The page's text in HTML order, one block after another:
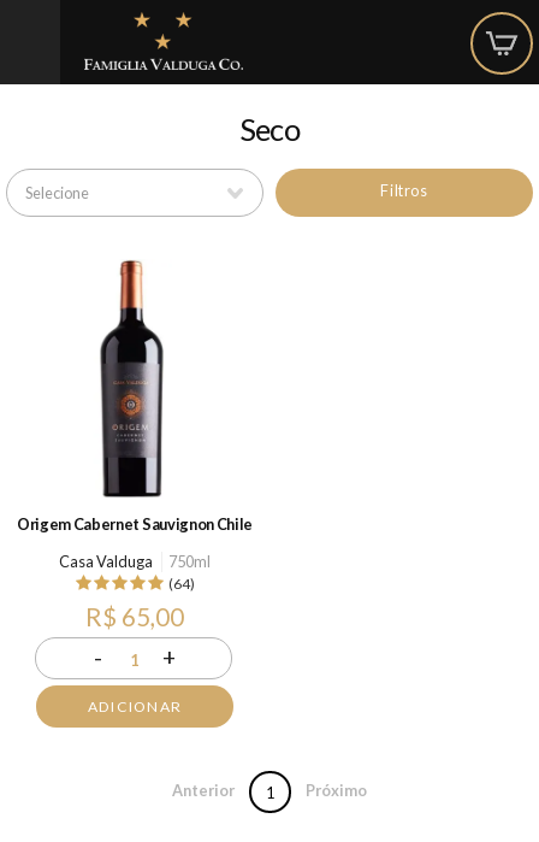
Seco
Filtros
Origem Cabernet Sauvignon Chile
Casa Valduga
750ml
(64)
R$ 65,00
- 1 +
ADICIONAR
Anterior 1 Próximo